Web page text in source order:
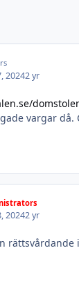
20242 yr
vargar då.
20242 yr